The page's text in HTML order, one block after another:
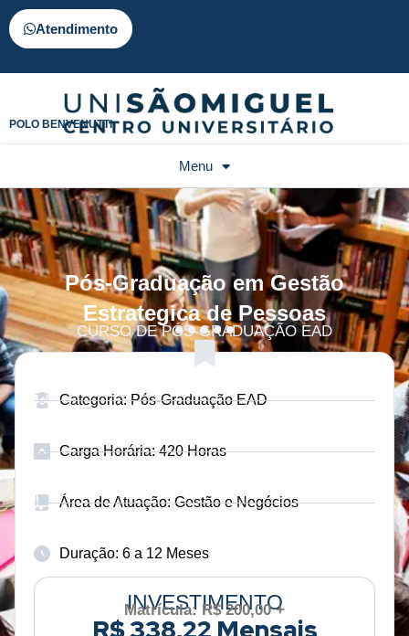
Atendimento
POLO BENVENUTTI
Menu
Pós-Graduação em Gestão
Estrategica de Pessoas
CURSO DE PÓS-GRADUAÇÃO EAD
Categoria: Pós-Graduação EAD
Carga Horária: 420 Horas
Área de Atuação: Gestão e Negócios
Duração: 6 a 12 Meses
INVESTIMENTO
Matrícula: R$ 200,00 +